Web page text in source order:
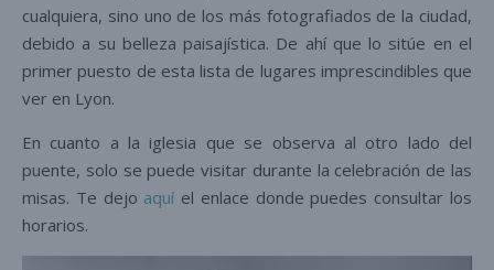
cualquiera, sino uno de los más fotografiados de la ciudad,
debido a su belleza paisajística. De ahí que lo sitúe en el
primer puesto de esta lista de lugares imprescindibles que
ver en Lyon.
En cuanto a la iglesia que se observa al otro lado del
puente, solo se puede visitar durante la celebración de las
misas. Te dejo aquí el enlace donde puedes consultar los
horarios.